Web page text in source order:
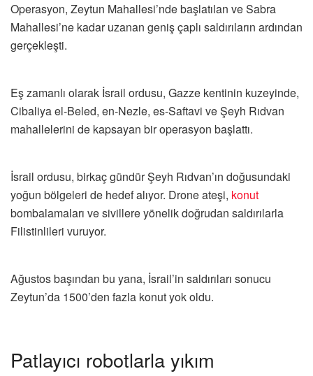
Operasyon, Zeytun Mahallesi’nde başlatılan ve Sabra
Mahallesi’ne kadar uzanan geniş çaplı saldırıların ardından
gerçekleşti.
Eş zamanlı olarak İsrail ordusu, Gazze kentinin kuzeyinde,
Cibaliya el-Beled, en-Nezle, es-Saftavi ve Şeyh Rıdvan
mahallelerini de kapsayan bir operasyon başlattı.
İsrail ordusu, birkaç gündür Şeyh Rıdvan’ın doğusundaki
yoğun bölgeleri de hedef alıyor. Drone ateşi, konut
bombalamaları ve sivillere yönelik doğrudan saldırılarla
Filistinlileri vuruyor.
Ağustos başından bu yana, İsrail’in saldırıları sonucu
Zeytun’da 1500’den fazla konut yok oldu.
Patlayıcı robotlarla yıkım